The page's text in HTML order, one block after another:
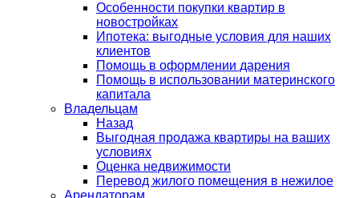
Особенности покупки квартир в
новостройках
Ипотека: выгодные условия для наших
клиентов
Помощь в оформлении дарения
Помощь в использовании материнского
капитала
Владельцам
Назад
Выгодная продажа квартиры на ваших
условиях
Оценка недвижимости
Перевод жилого помещения в нежилое
Арендаторам